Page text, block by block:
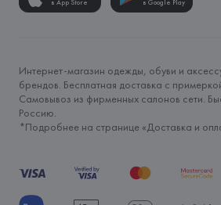
в App Store
в Google Play
Интернет-магазин одежды, обуви и
брендов. Бесплатная доставка с
Самовывоз из фирменных салонов сети.
Россию.
*Подробнее на странице «Доставка и